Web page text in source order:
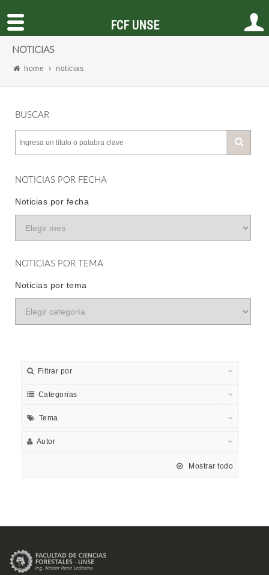
NOTICIAS
home noticias
BUSCAR
NOTICIAS POR FECHA
Noticias por fecha
NOTICIAS POR TEMA
Noticias por tema
Filtrar por
Categorias
Tema
Autor
Mostrar todo
FCF UNSE